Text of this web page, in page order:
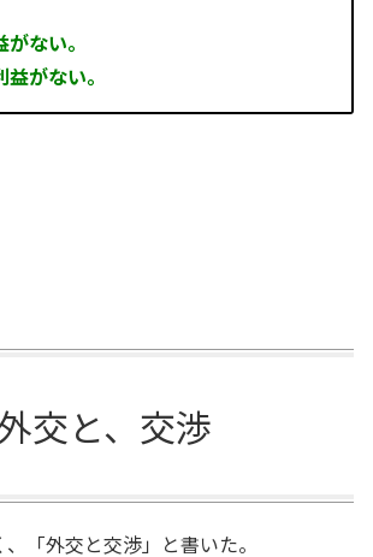
ない。
がない。
交と、交渉
「外交と交渉」と書いた。